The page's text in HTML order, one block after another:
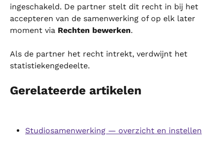
ingeschakeld. De partner stelt dit recht in bij het
accepteren van de samenwerking of op elk later
moment via Rechten bewerken.
Als de partner het recht intrekt, verdwijnt het
statistiekengedeelte.
Gerelateerde artikelen
Studiosamenwerking — overzicht en instellen